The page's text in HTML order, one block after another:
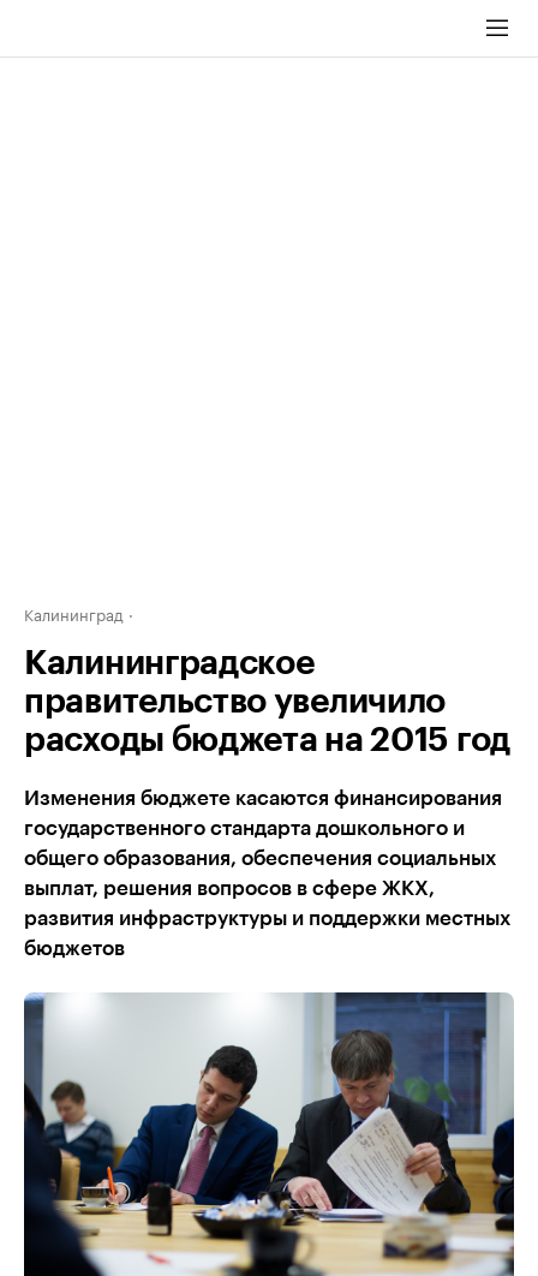
Калининград
Калининградское
правительство увеличило
расходы бюджета на 2015 год
Изменения бюджете касаются финансирования
государственного стандарта дошкольного и
общего образования, обеспечения социальных
выплат, решения вопросов в сфере ЖКХ,
развития инфраструктуры и поддержки местных
бюджетов